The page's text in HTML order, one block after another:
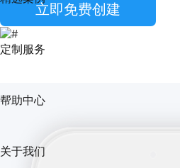
定制服务
帮助中心
关于我们
立即免费创建